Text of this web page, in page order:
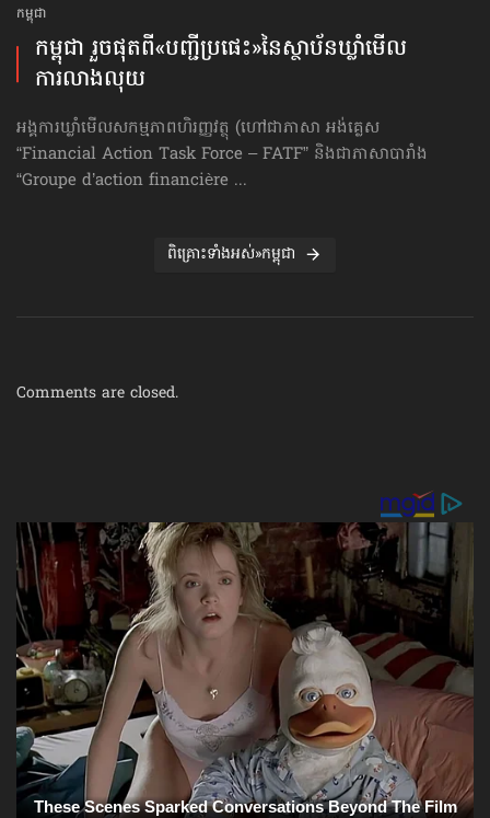
កម្ពុជា
កម្ពុជា រួចផុតពី«បញ្ជីប្រផេះ»​នៃស្ថាប័ន​ឃ្លាំមើល​
ការលាងលុយ
អង្គការឃ្លាំមើលសកម្មភាពហិរញ្ញវត្ថុ (ហៅ​ជា​ភាសា អង់គ្លេស
“Financial Action Task Force – FATF” និងជាភាសាបារាំង
“Groupe d’action financière ...
ពិគ្រោះទាំងអស់»កម្ពុជា
Comments are closed.